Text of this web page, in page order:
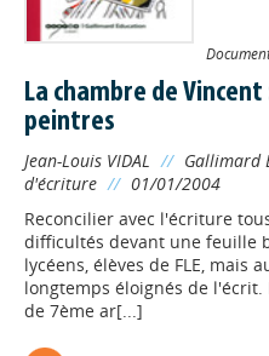
La chambre de
peintres
Jean-Louis VIDAL // Gallimard
d'écriture // 01/01/2004
Reconcilier avec l'écriture
difficultés devant une feuille
lycéens, élèves de FLE, mais
longtemps éloignés de
de 7ème ar[...]